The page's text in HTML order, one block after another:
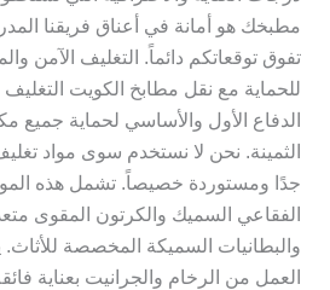
مطبخك هو أمانة في أعناق فريقنا
تفوق توقعاتكم دائماً. التغليف الآمن
للحماية مع نقل مطابخ الكويت
الدفاع الأول والأساسي لحماية جميع
الثمينة. نحن لا نستخدم سوى مواد
جدًا ومستوردة خصيصاً. تشمل هذه
الفقاعي السميك والكرتون المقوى
والبطانيات السميكة المخصصة
العمل من الرخام والجرانيت بعناية